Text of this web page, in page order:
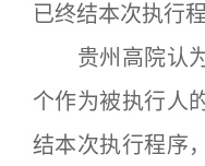
已终结本次执行程
贵州高院认为
个作为被执行人
结本次执行程序